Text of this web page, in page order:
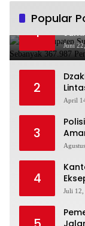
Popular
1
KPU
Juni
2
April
3
Mobil
4
Juli 12,